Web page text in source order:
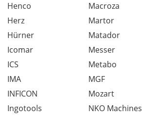
Henco
Herz
Hürner
Icomar
ICS
IMA
INFICON
Ingotools
Macroza
Martor
Matador
Messer
Metabo
MGF
Mozart
NKO Machines